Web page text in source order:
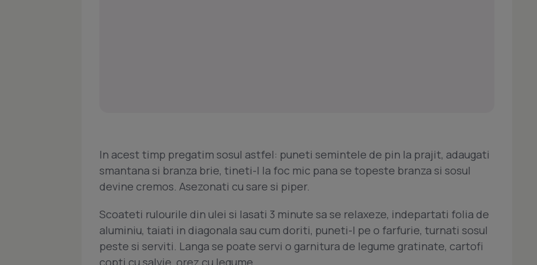
In acest timp pregatim sosul astfel: puneti semintele de pin la prajit, adaugati
smantana si branza brie, tineti-l la foc mic pana se topeste branza si sosul
devine cremos. Asezonati cu sare si piper.
Scoateti rulourile din ulei si lasati 3 minute sa se relaxeze, indepartati folia de
aluminiu, taiati in diagonala sau cum doriti, puneti-l pe o farfurie, turnati sosul
peste si serviti. Langa se poate servi o garnitura de legume gratinate, cartofi
copti cu salvie, orez cu legume.